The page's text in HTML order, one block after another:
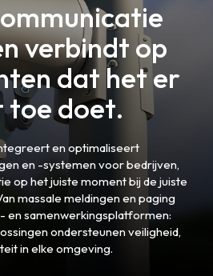
verbindt op
dat het er
toe doet.
en optimaliseert
en -systemen voor bedrijven,
op het juiste moment bij de juiste
massale meldingen en paging
en samenwerkingsplatformen:
ondersteunen veiligheid,
in elke omgeving.